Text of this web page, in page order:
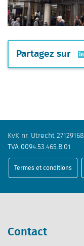
Partagez sur
KvK nr. Utrecht 27129168
TVA 0094.53.465.B.01
Termes et conditions
Contact